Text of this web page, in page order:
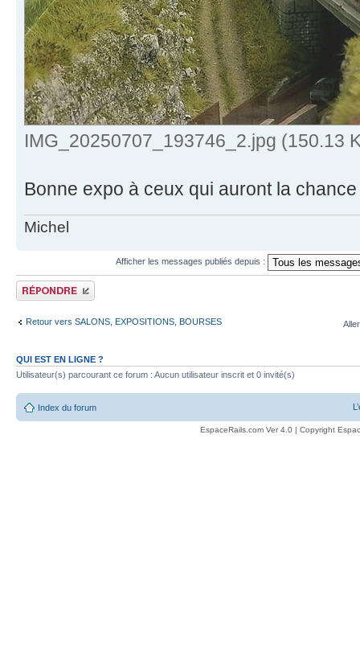
IMG_20250707_193746_2.jpg (150.13
Bonne expo à ceux qui auront la
Michel
Afficher les messages publiés depuis :
Publier une réponse
Retour vers SALONS, EXPOSITIONS, BOURSES
QUI EST EN LIGNE ?
Utilisateur(s) parcourant ce forum : Aucun utilisateur inscrit et 0 invité(s)
Index du forum
EspaceRails.com Ver 4.0 | Copyright